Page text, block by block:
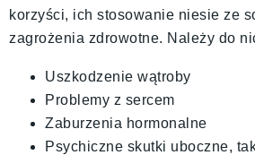
korzyści, ich stosowanie niesie ze
zagrożenia zdrowotne. Należy do
Uszkodzenie wątroby
Problemy z sercem
Zaburzenia hormonalne
Psychiczne skutki uboczne,